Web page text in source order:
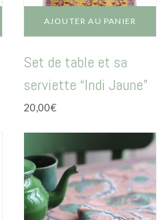
AJOUTER AU PANIER
Set de table et sa
serviette “Indi Jaune”
20,00€